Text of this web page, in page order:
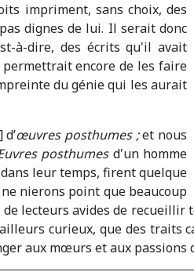
impriment, sans choix, des
dignes de lui. Il serait donc
à-dire, des écrits qu'il avait
encore de les faire
du génie qui les aurait
œuvres posthumes ;et nous
posthumes d'un homme
leur temps, firent quelque
nierons point que beaucoup
lecteurs avides de recueillir
curieux, que des traits
aux mœurs et aux passions